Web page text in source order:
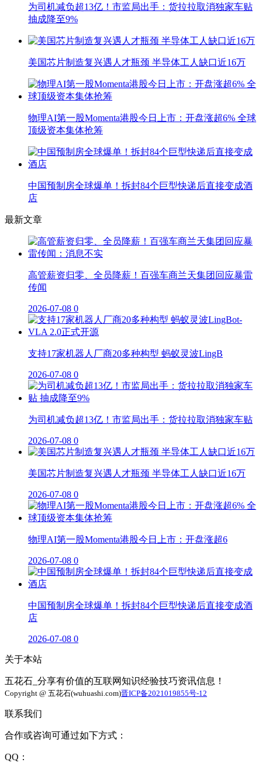
为司机减负超13亿！市监局出手：货拉拉取消独家车贴
抽成降至9%
美国芯片制造复兴遇人才瓶颈 半导体工人缺口近16万
物理AI第一股Momenta港股今日上市：开盘涨超6% 全球
顶级资本集体抢筹
中国预制房全球爆单！拆封84个巨型快递后直接变成酒
店
最新文章
高管薪资归零、全员降薪！百强车商兰天集团回应暴雷
传闻
2026-07-08 0
支持17家机器人厂商20多种构型 蚂蚁灵波LingB
2026-07-08 0
为司机减负超13亿！市监局出手：货拉拉取消独家车贴
2026-07-08 0
美国芯片制造复兴遇人才瓶颈 半导体工人缺口近16万
2026-07-08 0
物理AI第一股Momenta港股今日上市：开盘涨超6
2026-07-08 0
中国预制房全球爆单！拆封84个巨型快递后直接变成酒
店
2026-07-08 0
关于本站
五花石_分享有价值的互联网知识经验技巧资讯信息！
Copyright @ 五花石(wuhuashi.com)晋ICP备2021019855号-12
联系我们
合作或咨询可通过如下方式：
QQ：